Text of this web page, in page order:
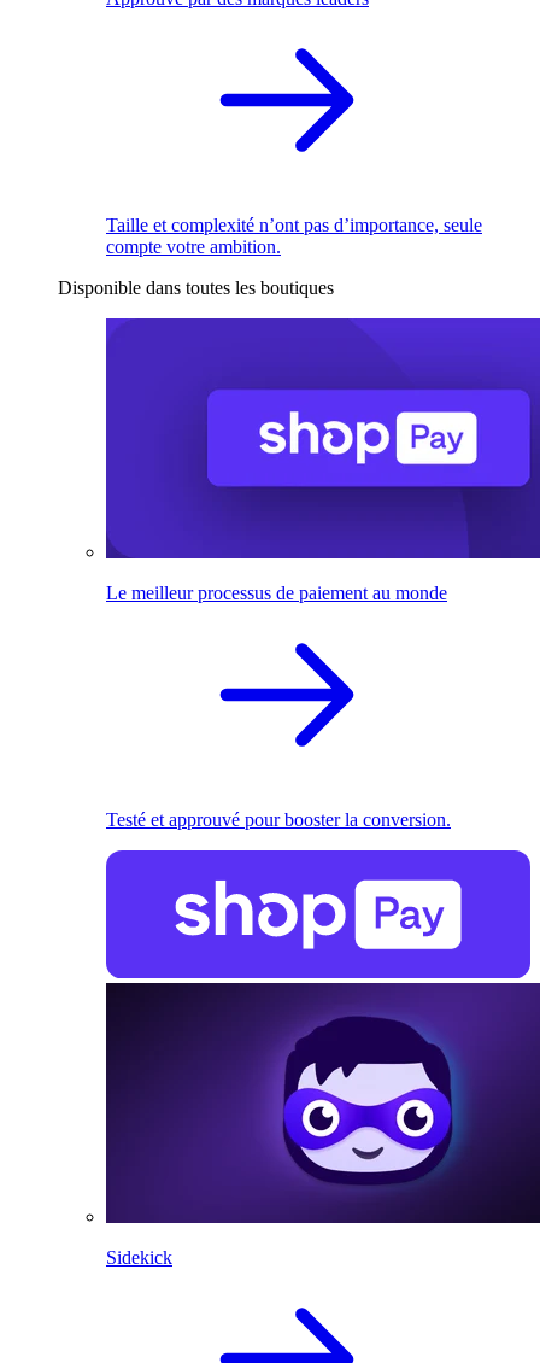
Taille et complexité n’ont pas d’importance, seule
compte votre ambition.
Disponible dans toutes les boutiques
Le meilleur processus de paiement au monde
Testé et approuvé pour booster la conversion.
Sidekick